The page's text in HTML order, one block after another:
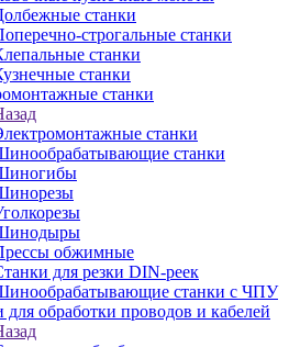
станки
строгальные станки
станки
станки
станки
станки
станки
обжимные
для резки DIN-реек
станки с ЧПУ
для обработки проводов и кабелей